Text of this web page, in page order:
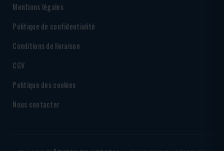
Mentions légales
Politique de confidentialité
Conditions de livraison
CGV
Politique des cookies
Nous contacter